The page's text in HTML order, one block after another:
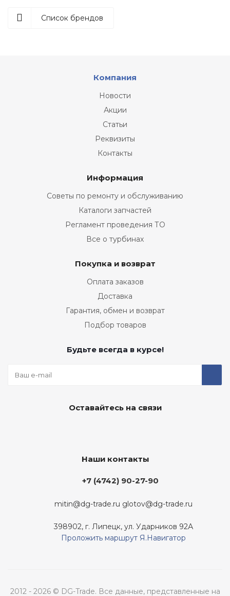
Список брендов
Компания
Новости
Акции
Статьи
Реквизиты
Контакты
Информация
Советы по ремонту и обслуживанию
Каталоги запчастей
Регламент проведения ТО
Все о турбинах
Покупка и возврат
Оплата заказов
Доставка
Гарантия, обмен и возврат
Подбор товаров
Будьте всегда в курсе!
Оставайтесь на связи
Наши контакты
+7 (4742) 90-27-90
mitin@dg-trade.ru glotov@dg-trade.ru
398902, г. Липецк, ул. Ударников 92А
Проложить маршрут Я.Навигатор
2012 - 2026 © DG-Trade. Все данные, представленные на